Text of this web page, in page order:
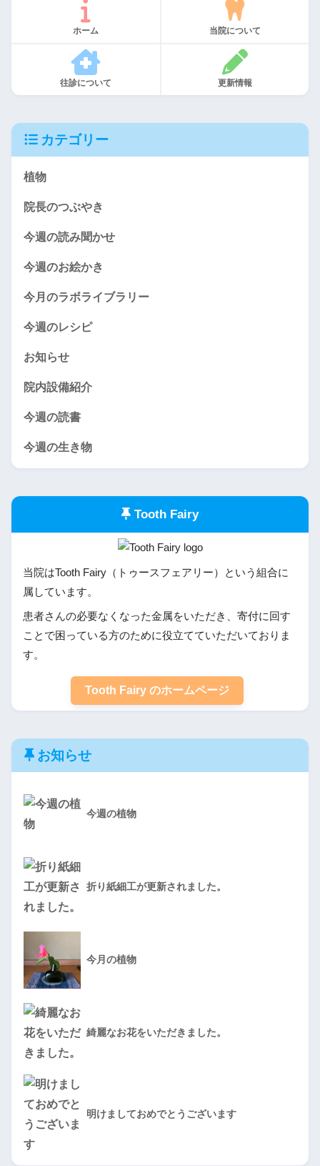
ホーム 当院について
往診について 更新情報
カテゴリー
植物
院長のつぶやき
今週の読み聞かせ
今週のお絵かき
今月のラボライブラリー
今週のレシピ
お知らせ
院内設備紹介
今週の読書
今週の生き物
Tooth Fairy
当院はTooth Fairy（トゥースフェアリー）という組合に
属しています。
患者さんの必要なくなった金属をいただき、寄付に回す
ことで困っている方のために役立てていただいておりま
す。
Tooth Fairy のホームページ
お知らせ
今週の植物
折り紙細工が更新されました。
今月の植物
綺麗なお花をいただきました。
明けましておめでとうございます